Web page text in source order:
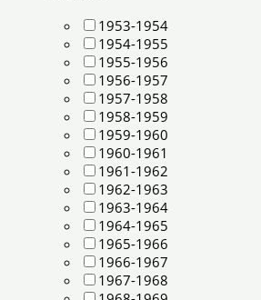
1953-1954
1954-1955
1955-1956
1956-1957
1957-1958
1958-1959
1959-1960
1960-1961
1961-1962
1962-1963
1963-1964
1964-1965
1965-1966
1966-1967
1967-1968